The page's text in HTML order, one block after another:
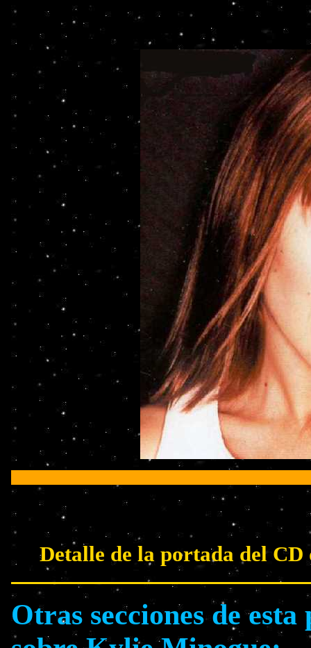
Detalle de la portada del
Otras secciones de esta